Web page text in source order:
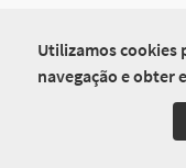
Utilizamos cookies
navegação e obter